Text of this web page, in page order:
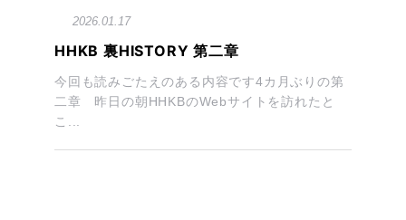
2026.01.17
HHKB 裏HISTORY 第二章
今回も読みごたえのある内容です4カ月ぶりの第
二章 昨日の朝HHKBのWebサイトを訪れたと
こ...